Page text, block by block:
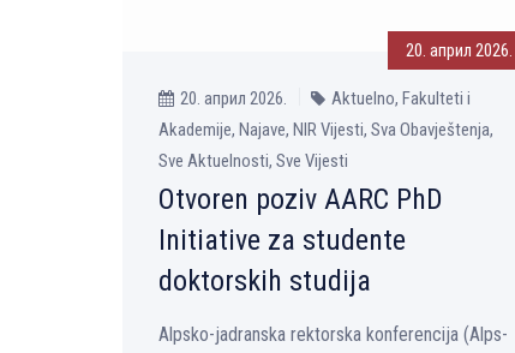
20. април 2026.
20. април 2026.
Aktuelno, Fakulteti i
Akademije, Najave, NIR Vijesti, Sva Obavještenja,
Sve Aktuelnosti, Sve Vijesti
Otvoren poziv AARC PhD
Initiative za studente
doktorskih studija
Alpsko-jadranska rektorska konferencija (Alps-